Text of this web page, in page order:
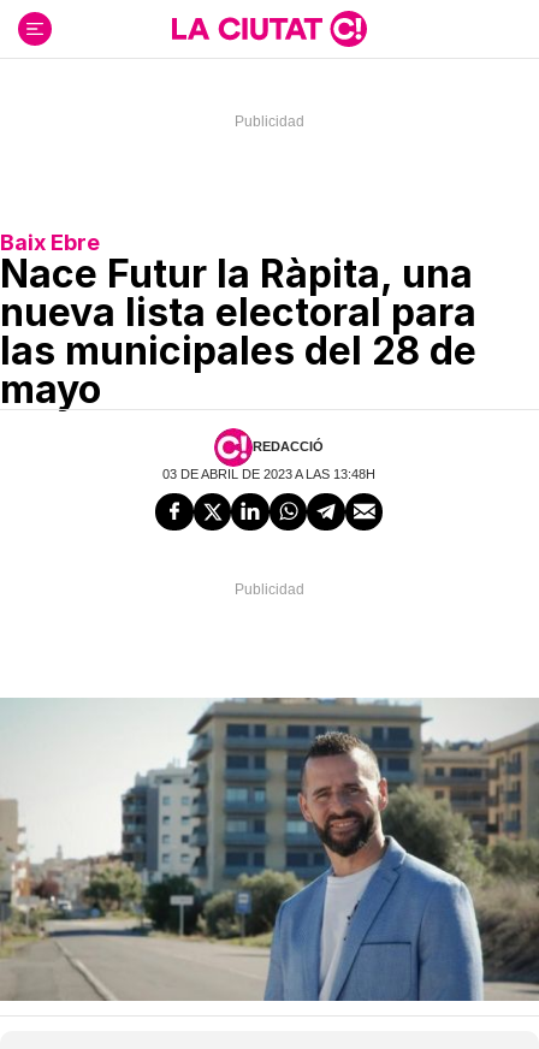
contenido
Baix Ebre
Nace Futur la Ràpita, una
nueva lista electoral para
las municipales del 28 de
mayo
REDACCIÓ
03 DE ABRIL DE 2023 A LAS 13:48H